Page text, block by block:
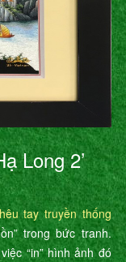
Long 2’
tay truyền thống
trong bức tranh.
“in” hình ảnh đó